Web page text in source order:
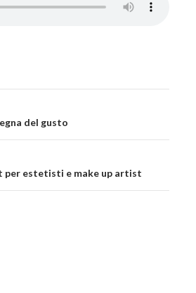
del gusto
per estetisti e make up artist